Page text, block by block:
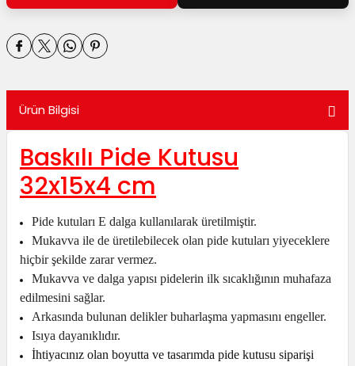
Ürün Bilgisi
Baskılı Pide Kutusu
32x15x4 cm
Pide kutuları E dalga kullanılarak üretilmiştir.
Mukavva ile de üretilebilecek olan pide kutuları yiyeceklere
hiçbir şekilde zarar vermez.
Mukavva ve dalga yapısı pidelerin ilk sıcaklığının muhafaza
edilmesini sağlar.
Arkasında bulunan delikler buharlaşma yapmasını engeller.
Isıya dayanıklıdır.
İhtiyacınız olan boyutta ve tasarımda pide kutusu siparişi